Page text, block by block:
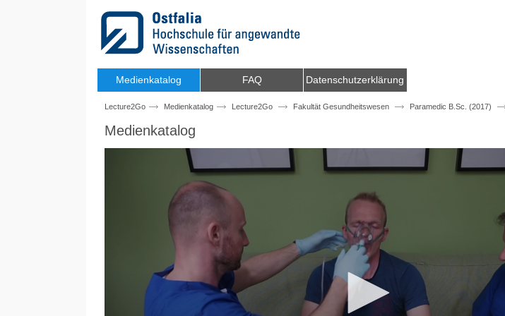
Medienkatalog FAQ Datenschutzerklärung
Lecture2Go Medienkatalog Lecture2Go Fakultät Gesundheitswesen Paramedic B.Sc. (2017)
Medienkatalog